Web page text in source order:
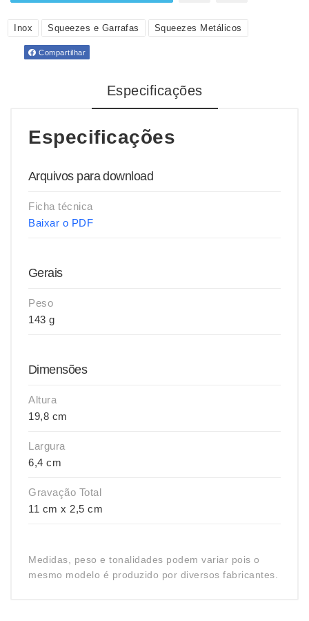
Inox Squeezes e Garrafas Squeezes Metálicos
Compartilhar
Especificações
Especificações
Arquivos para download
Ficha técnica
Baixar o PDF
Gerais
Peso
143 g
Dimensões
Altura
19,8 cm
Largura
6,4 cm
Gravação Total
11 cm x 2,5 cm
Medidas, peso e tonalidades podem variar pois o
mesmo modelo é produzido por diversos fabricantes.